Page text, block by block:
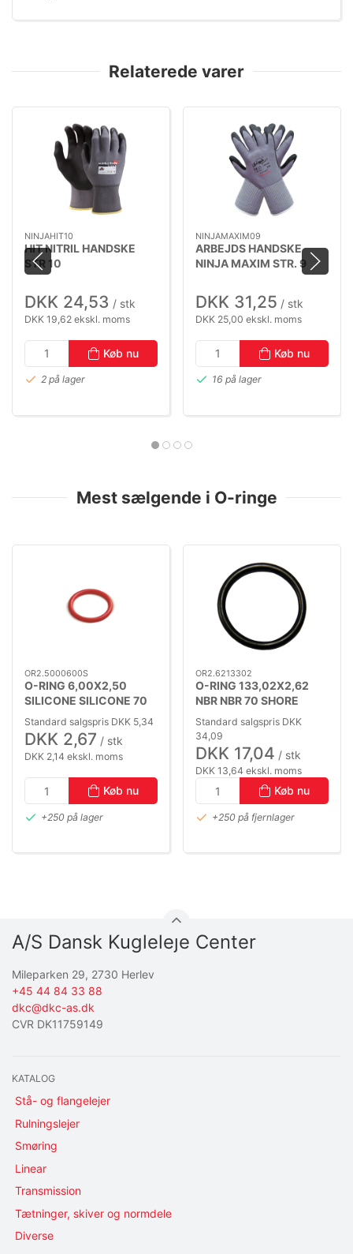
Relaterede varer
NINJAHIT10
HIT NITRIL HANDSKE
STR 10
DKK 24,53 / stk
DKK 19,62 ekskl. moms
Køb nu
2 på lager
NINJAMAXIM09
ARBEJDS HANDSKE
NINJA MAXIM STR. 9
DKK 31,25 / stk
DKK 25,00 ekskl. moms
Køb nu
16 på lager
Mest sælgende i O-ringe
OR2.5000600S
O-RING 6,00X2,50
SILICONE SILICONE 70
SHORE
Standard salgspris DKK 5,34
DKK 2,67 / stk
DKK 2,14 ekskl. moms
Køb nu
+250 på lager
OR2.6213302
O-RING 133,02X2,62
NBR NBR 70 SHORE
Standard salgspris DKK
34,09
DKK 17,04 / stk
DKK 13,64 ekskl. moms
Køb nu
+250 på fjernlager
A/S Dansk Kugleleje Center
Mileparken 29, 2730 Herlev
+45 44 84 33 88
dkc@dkc-as.dk
CVR DK11759149
KATALOG
Stå- og flangelejer
Rulningslejer
Smøring
Linear
Transmission
Tætninger, skiver og normdele
Diverse